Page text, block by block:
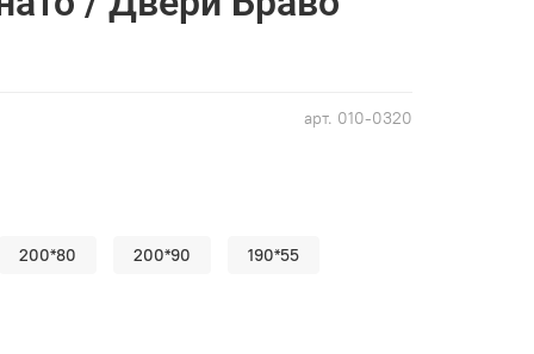
арт. 010-0320
200*80 200*90 190*55